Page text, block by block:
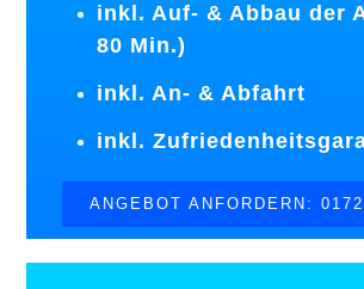
inkl. Auf- & Abbau der
80 Min.)
inkl. An- & Abfahrt
inkl.
ANGEBOT ANFORDERN: